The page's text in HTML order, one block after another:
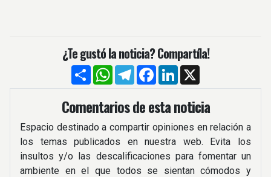
¿Te gustó la noticia? Compartíla!
CompartirWhatsApp
TelegramFacebook
LinkedIn
Comentarios de esta noticia
Espacio destinado a compartir opiniones en relación a
los temas publicados en nuestra web. Evita los
insultos y/o las descalificaciones para fomentar un
ambiente en el que todos se sientan cómodos y